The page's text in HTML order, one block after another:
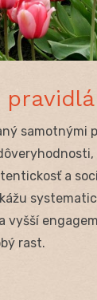
samotnými
a
vyšší
rast.